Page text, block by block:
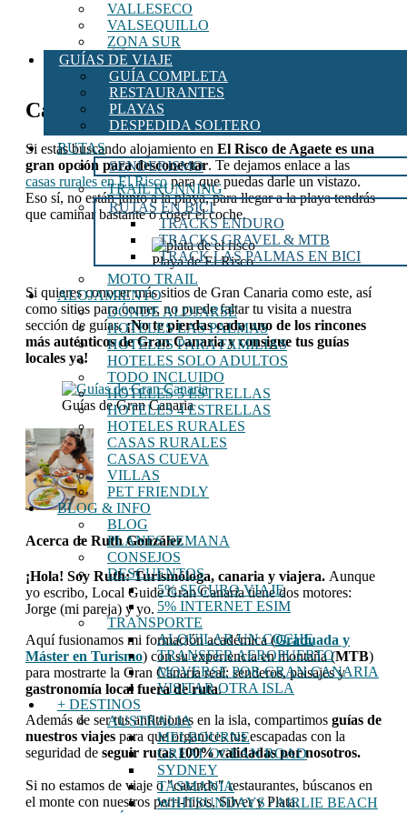
VALLESECO
VALSEQUILLO
ZONA SUR
GUÍAS DE VIAJE
GUÍA COMPLETA
RESTAURANTES
PLAYAS
DESPEDIDA SOLTERO
RUTAS
SENDERISMO
TRAIL RUNNING
RUTAS EN BICI
TRACKS ENDURO
TRACKS GRAVEL & MTB
TRACK LAS PALMAS EN BICI
MOTO TRAIL
ALOJAMIENTO
DÓNDE ALOJARSE
HOTELES LAS PALMAS
HOTELES PARA FAMILIAS
HOTELES SOLO ADULTOS
TODO INCLUIDO
HOTELES 5 ESTRELLAS
HOTELES 4 ESTRELLAS
HOTELES RURALES
CASAS RURALES
CASAS CUEVA
VILLAS
PET FRIENDLY
BLOG & INFO
BLOG
PLANES SEMANA
CONSEJOS
DESCUENTOS
5% SEGURO VIAJE
5% INTERNET ESIM
TRANSPORTE
ALQUILAR UN COCHE
TRANSFER AEROPUERTO
MOVERSE POR GRAN CANARIA
VISITAR OTRA ISLA
+ DESTINOS
AUSTRALIA
MELBOURNE
GREAT OCEAN ROAD
SYDNEY
TASMANIA
WHITSUNDAYS / AIRLIE BEACH
Barranco de El Risco, Agaete
Casas rurales en El Risco
Si estás buscando alojamiento en El Risco de Agaete es una
gran opción para desconectar. Te dejamos enlace a las
casas rurales en El Riscopara que puedas darle un vistazo.
Eso sí, no están junto a la playa, para llegar a la playa tendrás
que caminar bastante o coger el coche.
Playa de El Risco
Si quieres conocer más sitios de Gran Canaria como este, así
como sitios para comer, no puede faltar tu visita a nuestra
sección de guías.¡No te pierdas cada uno de los rincones
más auténticos de Gran Canaria y consigue tus guías
locales ya!
Guías de Gran Canaria
Acerca de Ruth González
¡Hola! Soy Ruth: Turismóloga, canaria y viajera. Aunque
yo escribo, Local Guide Gran Canaria tiene dos motores:
Jorge (mi pareja) y yo.
Aquí fusionamos mi formación académica (Graduada y
Máster en Turismo) con su experiencia en montaña (MTB)
para mostrarte la Gran Canaria real: senderos, paisajes y
gastronomía local fuera de ruta.
Además de ser tus anfitriones en la isla, compartimos guías de
nuestros viajes para que organices tus escapadas con la
seguridad de seguir rutas 100% validadas por nosotros.
Si no estamos de viaje o "catando" restaurantes, búscanos en
el monte con nuestros perri-hijos, Silver y Plata.